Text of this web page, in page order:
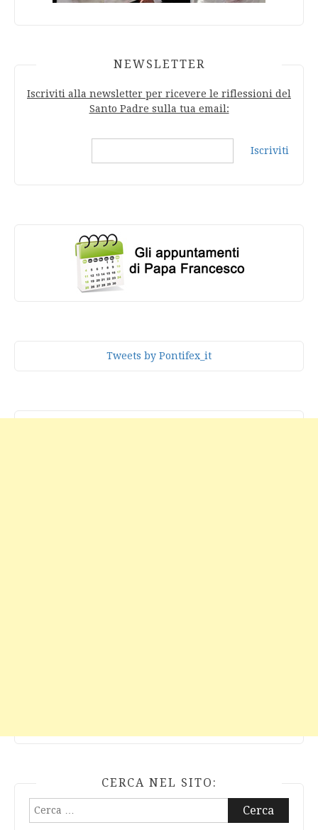
NEWSLETTER
Iscriviti alla newsletter per ricevere le riflessioni del
Santo Padre sulla tua email:
Iscriviti
Tweets by Pontifex_it
CERCA NEL SITO:
Ricerca